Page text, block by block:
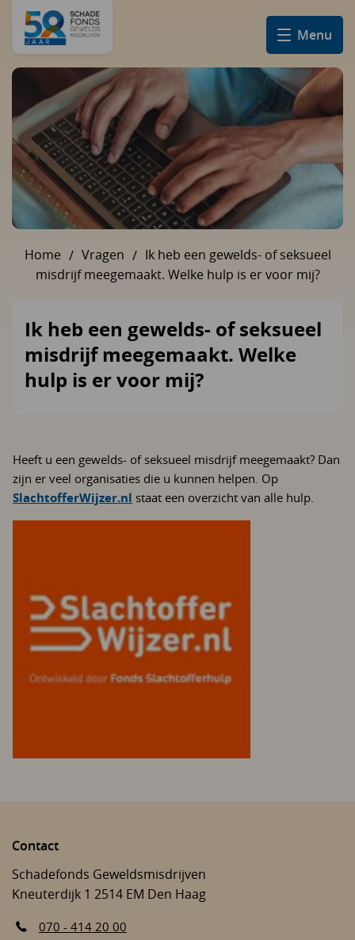
Menu
U bent hier:
Home Vragen
Ik heb een gewelds- of seksueel
misdrijf meegemaakt. Welke hulp is er voor mij?
Ik heb een gewelds- of seksueel
misdrijf meegemaakt. Welke
hulp is er voor mij?
Heeft u een gewelds- of seksueel misdrijf meegemaakt? Dan
zijn er veel organisaties die u kunnen helpen. Op
SlachtofferWijzer.nl staat een overzicht van alle hulp.
Contact
Schadefonds Geweldsmisdrijven
Kneuterdijk 1 2514 EM Den Haag
070 - 414 20 00